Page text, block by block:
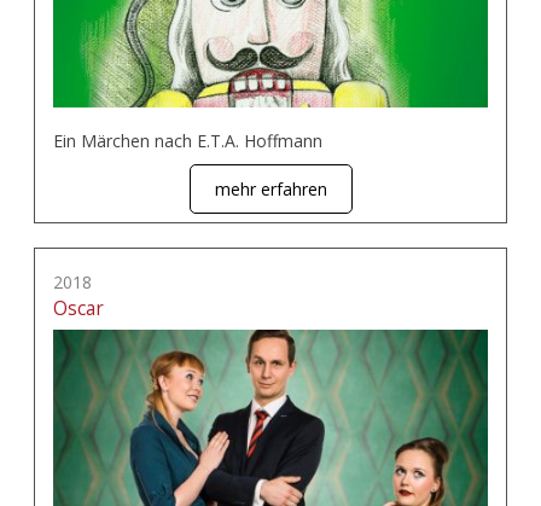
Ein Märchen nach E.T.A. Hoffmann
mehr erfahren
2018
Oscar